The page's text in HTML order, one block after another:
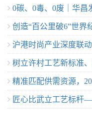
0碳、0毒、0废｜华昌
零生态皮”
创造“百公里破6”世界
定义极致轻量
沪港时尚产业深度联
动业界交流
树立许村工艺新标准
服装制版师/缝纫工（
赛圆满收官！
精准匹配供需资源，
举行！
匠心比武立工艺标杆